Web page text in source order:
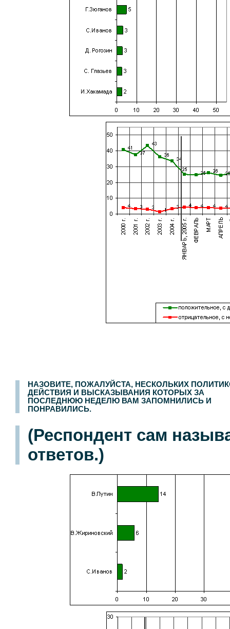
НАЗОВИТЕ, ПОЖАЛУЙСТА, НЕСКОЛЬКИХ
ДЕЙСТВИЯ И ВЫСКАЗЫВАНИЯ КОТОРЫХ ЗА
ПОСЛЕДНЮЮ НЕДЕЛЮ ВАМ ЗАПОМНИЛИСЬ И
ПОНРАВИЛИСЬ.
(Респондент сам
ответов.)